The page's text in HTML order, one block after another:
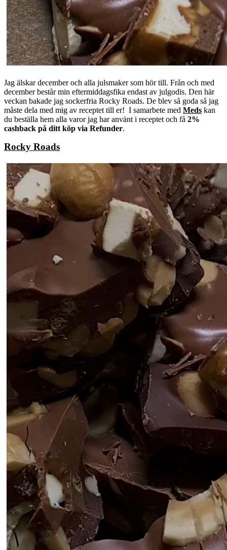
Jag älskar december och alla julsmaker som hör till. Från och med
december består min eftermiddagsfika endast av julgodis. Den här
veckan bakade jag sockerfria Rocky Roads. De blev så goda så jag
måste dela med mig av receptet till er! I samarbete med Meds kan
du beställa hem alla varor jag har använt i receptet och få 2%
cashback på ditt köp via Refunder.
Rocky Roads